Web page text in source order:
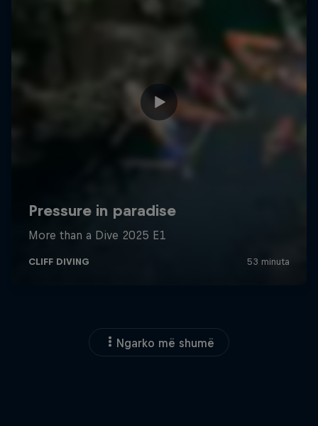
Ngarko më shumë